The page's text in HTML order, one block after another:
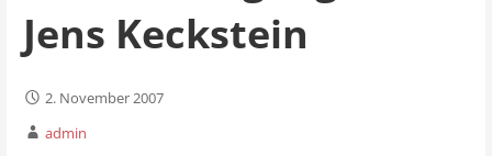
Jens Keckstein
2. November 2007
admin